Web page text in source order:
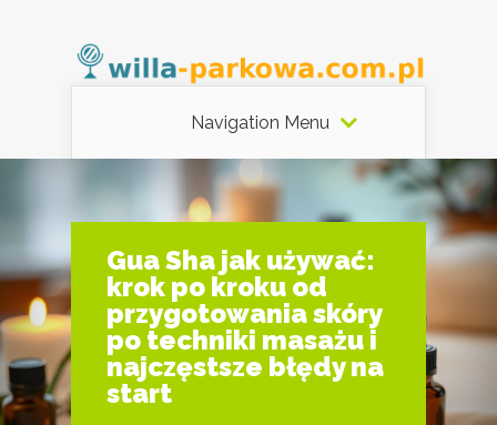
Navigation Menu
Gua Sha jak używać:
krok po kroku od
przygotowania skóry
po techniki masażu i
najczęstsze błędy na
start